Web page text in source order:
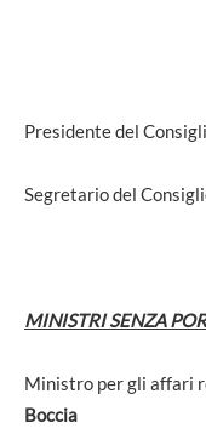
Presidente del
Segretario del
MINISTRI SENZA
Ministro per gli affari
Boccia